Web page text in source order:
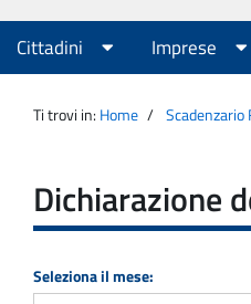
Agenzia
Entrate
Menu
principale
Cittadini Imprese
Ti trovi in: Home Scadenzario
Dichiarazione
Seleziona il mese: